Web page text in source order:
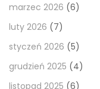
marzec 2026 (6)
luty 2026 (7)
styczeń 2026 (5)
grudzień 2025 (4)
listopad 2025 (6)